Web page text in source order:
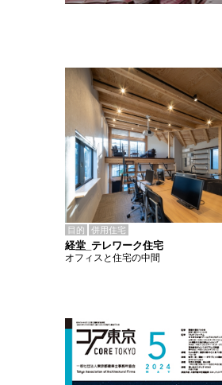
目的 併用住宅
経堂_テレワーク住宅
オフィスと住宅の中間